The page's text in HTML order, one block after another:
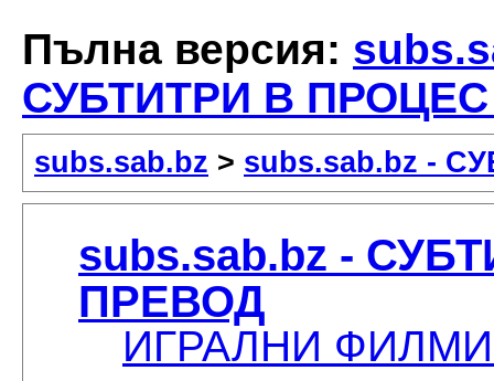
Пълна версия:
СУБТИТРИ В
subs.sab.bz > subs.sab.bz -
subs.sab.bz -
ПРЕВОД
ИГРАЛНИ